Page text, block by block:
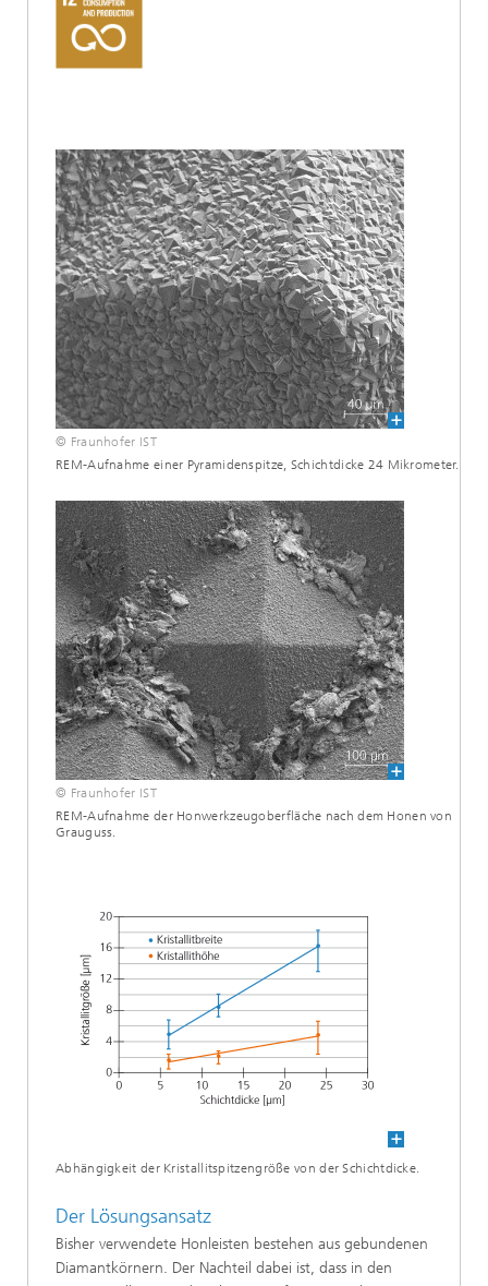
© Fraunhofer IST
REM-Aufnahme einer Pyramidenspitze, Schichtdicke 24 Mikrometer.
© Fraunhofer IST
REM-Aufnahme der Honwerkzeugoberfläche nach dem Honen von
Grauguss.
Abhängigkeit der Kristallitspitzengröße von der Schichtdicke.
Der Lösungsansatz
Bisher verwendete Honleisten bestehen aus gebundenen
Diamantkörnern. Der Nachteil dabei ist, dass in den